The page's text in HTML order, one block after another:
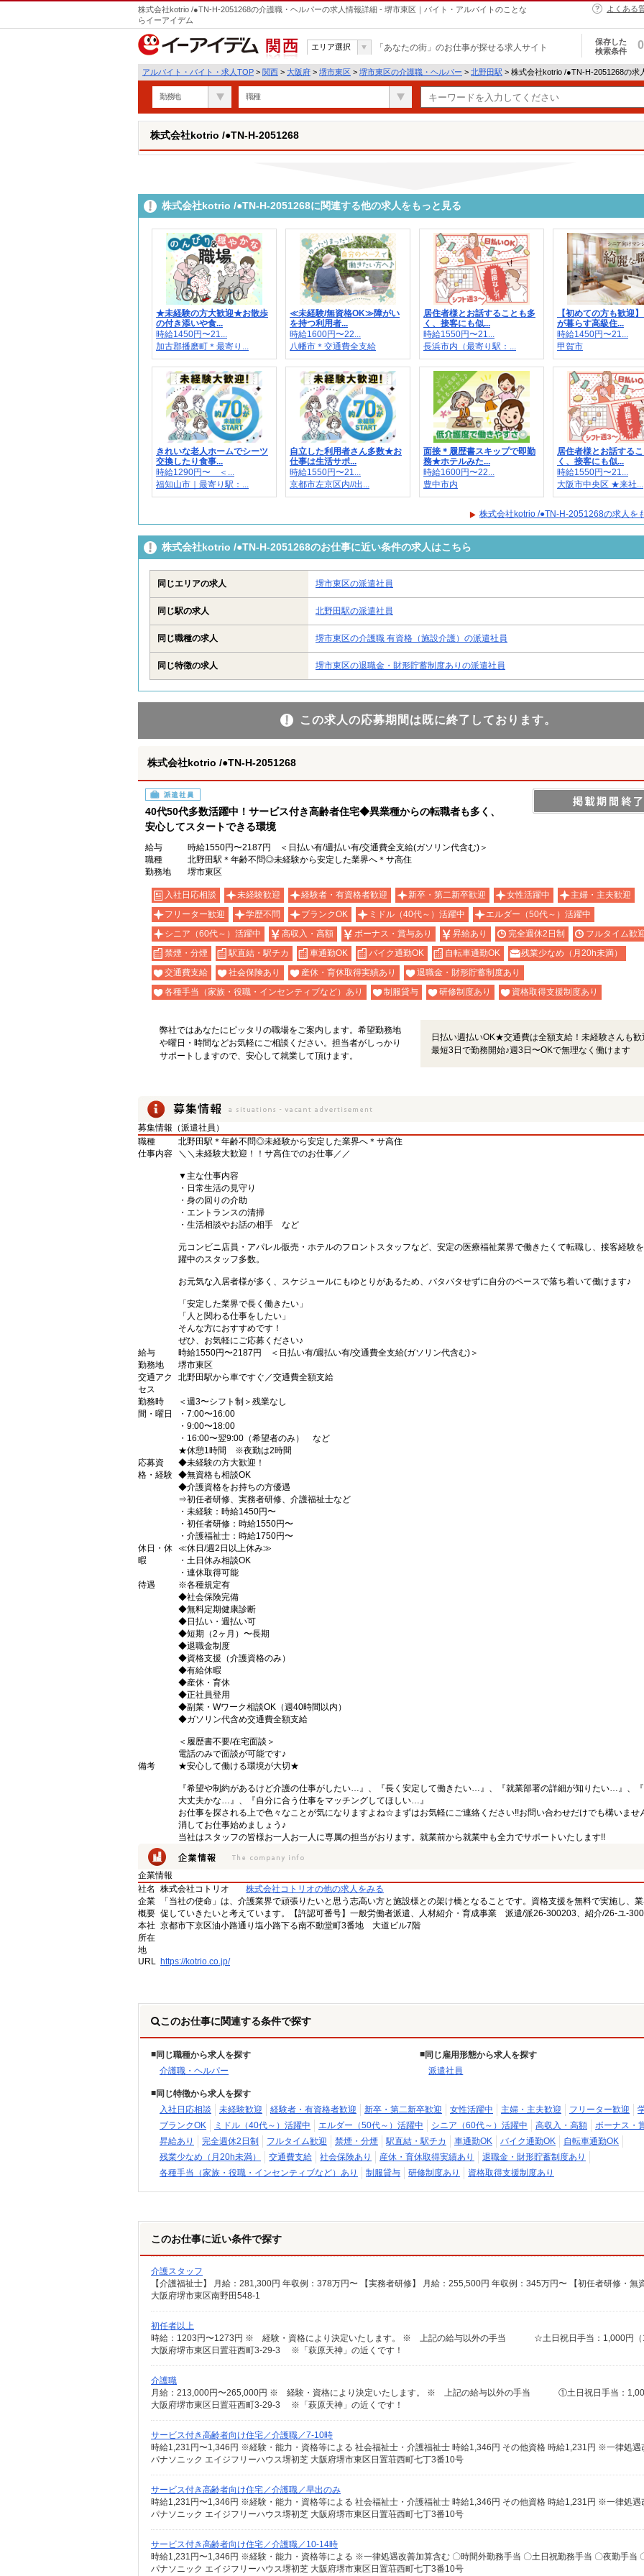
株式会社kotrio /●TN-H-2051268の介護職・ヘルパーの求人情報詳細 - 堺市東区｜バイト・アルバイトのことな
らイーアイデム
よくある
関西
エリア選択 「あなたの街」のお仕事が探せる求人サイト
保存した
検索条件
0
アルバイト・バイト・求人TOP > 関西 > 大阪府 > 堺市東区 > 堺市東区の介護職・ヘルパー > 北野田駅 > 株式会社kotrio /●TN-H-2051268の求
勤務地 職種
株式会社kotrio /●TN-H-2051268
株式会社kotrio /●TN-H-2051268に関連する他の求人をもっと見る
★未経験の方大歓迎★お散歩
の付き添いや食...
時給1450円〜21...
加古郡播磨町＊最寄り...
≪未経験/無資格OK≫障がい
を持つ利用者...
時給1600円〜22...
八幡市＊交通費全支給
居住者様とお話することも多
く、接客にも似...
時給1550円〜21...
長浜市内（最寄り駅：...
【初めての方も歓迎
が暮らす高級住...
時給1450円〜21...
甲賀市
きれいな老人ホームでシーツ
交換したり食事...
時給1290円〜 ＜...
福知山市｜最寄り駅：...
自立した利用者さん多数★お
仕事は生活サポ...
時給1550円〜21...
京都市左京区内//出...
面接＊履歴書スキップで即勤
務★ホテルみた...
時給1600円〜22...
豊中市内
居住者様とお話する
く、接客にも似...
時給1550円〜21...
大阪市中央区 ★来社...
株式会社kotrio /●TN-H-2051268の求人を
株式会社kotrio /●TN-H-2051268のお仕事に近い条件の求人はこちら
同じエリアの求人 堺市東区の派遣社員
同じ駅の求人 北野田駅の派遣社員
同じ職種の求人 堺市東区の介護職 有資格（施設介護）の派遣社員
同じ特徴の求人 堺市東区の退職金・財形貯蓄制度ありの派遣社員
この求人の応募期間は既に終了しております。
株式会社kotrio /●TN-H-2051268
派遣社員
40代50代多数活躍中！サービス付き高齢者住宅◆異業種からの転職者も多く、
安心してスタートできる環境
給与
時給1550円〜2187円 ＜日払い有/週払い有/交通費全支給(ガソリン代含む)＞
職種
北野田駅＊年齢不問◎未経験から安定した業界へ＊サ高住
勤務地
堺市東区
入社日応相談 未経験歓迎 経験者・有資格者歓迎 新卒・第二新卒歓迎 女性活躍中
主婦・主夫歓迎
フリーター歓迎
学歴不問 ブランクOK ミドル（40代～）活躍中
エルダー（50代～）活躍中
シニア（60代～）活躍中
高収入・高額 ボーナス・賞与あり 昇給あり 完全週休2日制
フルタイム歓
禁煙・分煙
駅直結・駅チカ 車通勤OK バイク通勤OK 自転車通勤OK
残業少なめ（月20h未満）
交通費支給
社会保険あり 産休・育休取得実績あり
退職金・財形貯蓄制度あり
各種手当（家族・役職・インセンティブなど）あり
制服貸与 研修制度あり 資格取得支援制度あり
弊社ではあなたにピッタリの職場をご案内します。希望勤務地
や曜日・時間などお気軽にご相談ください。担当者がしっかり
サポートしますので、安心して就業して頂けます。
日払い週払いOK★交通費は全額支給！未経験さんも
最短3日で勤務開始♪週3日〜OKで無理なく働けます
募集情報（派遣社員）
職種
北野田駅＊年齢不問◎未経験から安定した業界へ＊サ高住
仕事内容
＼＼未経験大歓迎！！サ高住でのお仕事／／
▼主な仕事内容
・日常生活の見守り
・身の回りの介助
・エントランスの清掃
・生活相談やお話の相手 など
元コンビニ店員・アパレル販売・ホテルのフロントスタッフなど、安定の医療福祉業界で働きたくて転職し、接客経験
躍中のスタッフ多数。
お元気な入居者様が多く、スケジュールにもゆとりがあるため、バタバタせずに自分のペースで落ち着いて働けます♪
「安定した業界で長く働きたい」
「人と関わる仕事をしたい」
そんな方におすすめです！
ぜひ、お気軽にご応募ください♪
給与
時給1550円〜2187円 ＜日払い有/週払い有/交通費全支給(ガソリン代含む)＞
勤務地
堺市東区
交通アク
セス
北野田駅から車ですぐ／交通費全額支給
勤務時
間・曜日
＜週3〜シフト制＞残業なし
・7:00〜16:00
・9:00〜18:00
・16:00〜翌9:00（希望者のみ） など
★休憩1時間 ※夜勤は2時間
応募資
格・経験
◆未経験の方大歓迎！
◆無資格も相談OK
◆介護資格をお持ちの方優遇
⇒初任者研修、実務者研修、介護福祉士など
・未経験：時給1450円〜
・初任者研修：時給1550円〜
・介護福祉士：時給1750円〜
休日・休
暇
≪休日/週2日以上休み≫
・土日休み相談OK
・連休取得可能
待遇
※各種規定有
◆社会保険完備
◆無料定期健康診断
◆日払い・週払い可
◆短期（2ヶ月）〜長期
◆退職金制度
◆資格支援（介護資格のみ）
◆有給休暇
◆産休・育休
◆正社員登用
◆副業・Wワーク相談OK（週40時間以内）
◆ガソリン代含め交通費全額支給
＜履歴書不要/在宅面談＞
電話のみで面談が可能です♪
備考
★安心して働ける環境が大切★
『希望や制約があるけど介護の仕事がしたい…』、『長く安定して働きたい…』、『就業部署の詳細が知りたい…』、
大丈夫かな…』、『自分に合う仕事をマッチングしてほしい…』
お仕事を探される上で色々なことが気になりますよね☆まずはお気軽にご連絡ください!!お問い合わせだけでも構いませ
消してお仕事始めましょう♪
当社はスタッフの皆様お一人お一人に専属の担当がおります。就業前から就業中も全力でサポートいたします!!
企業情報
社名
株式会社コトリオ
株式会社コトリオの他の求人をみる
企業
概要
「当社の使命」は、介護業界で頑張りたいと思う志高い方と施設様との架け橋となることです。資格支援を無料で実施し、
促していきたいと考えています。【許認可番号】一般労働者派遣、人材紹介・育成事業 派遣/派26-300203、紹介/26-ユ-
本社
所在
地
京都市下京区油小路通り塩小路下る南不動堂町3番地 大道ビル7階
URL https://kotrio.co.jp/
このお仕事に関連する条件で探す
同じ職種から求人を探す
介護職・ヘルパー
同じ雇用形態から求人を探す
派遣社員
同じ特徴から求人を探す
入社日応相談
未経験歓迎 経験者・有資格者歓迎 新卒・第二新卒歓迎 女性活躍中 主婦・主夫歓迎 フリーター歓迎
ブランクOK
ミドル（40代～）活躍中 エルダー（50代～）活躍中 シニア（60代～）活躍中 高収入・高額
ボーナス・
昇給あり
完全週休2日制 フルタイム歓迎 禁煙・分煙 駅直結・駅チカ 車通勤OK バイク通勤OK
自転車通勤OK
残業少なめ（月20h未満）
交通費支給 社会保険あり 産休・育休取得実績あり
退職金・財形貯蓄制度あり
各種手当（家族・役職・インセンティブなど）あり
制服貸与 研修制度あり 資格取得支援制度あり
このお仕事に近い条件で探す
介護スタッフ
大阪府堺市東区南野田548-1
初任者以上
大阪府堺市東区日置荘西町3-29-3 ※「萩原天神」の近くです！
介護職
大阪府堺市東区日置荘西町3-29-3 ※「萩原天神」の近くです！
サービス付き高齢者向け住宅／介護職／7-10時
パナソニック エイジフリーハウス堺初芝 大阪府堺市東区日置荘西町七丁3番10号
サービス付き高齢者向け住宅／介護職／早出のみ
パナソニック エイジフリーハウス堺初芝 大阪府堺市東区日置荘西町七丁3番10号
サービス付き高齢者向け住宅／介護職／10-14時
パナソニック エイジフリーハウス堺初芝 大阪府堺市東区日置荘西町七丁3番10号